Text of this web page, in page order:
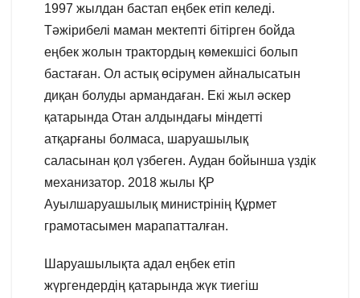
1997 жылдан бастап еңбек етіп келеді.
Тәжірибелі маман мектепті бітірген бойда
еңбек жолын трактордың көмекшісі болып
бастаған. Ол астық өсірумен айналысатын
диқан болуды армандаған. Екі жыл әскер
қатарында Отан алдындағы міндетті
атқарғаны болмаса, шаруашылық
саласынан қол үзбеген. Аудан бойынша үздік
механизатор. 2018 жылы ҚР
Ауылшаруашылық министрінің Құрмет
грамотасымен марапатталған.
Шаруашылықта адал еңбек етіп
жүргендердің қатарында жүк тиегіш